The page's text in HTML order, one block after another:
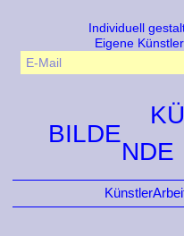
Individuell
Eigene
BILDE
NDE
Künstler